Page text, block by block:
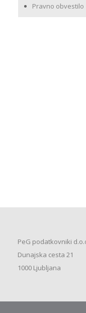
Pravno obvestilo
PeG podatkovniki
Dunajska cesta 21
1000 Ljubljana